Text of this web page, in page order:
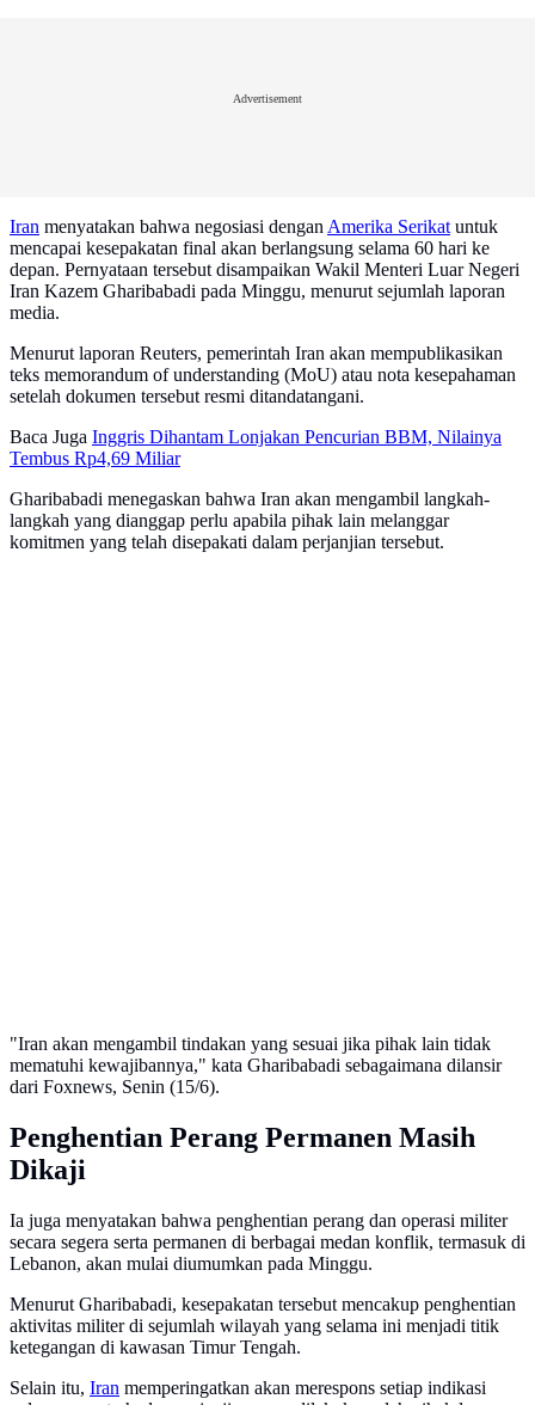
Advertisement
Iran menyatakan bahwa negosiasi denganAmerika Serikatuntuk
mencapai kesepakatan final akan berlangsung selama 60 hari ke
depan. Pernyataan tersebut disampaikan Wakil Menteri Luar Negeri
Iran Kazem Gharibabadi pada Minggu, menurut sejumlah laporan
media.
Menurut laporan Reuters, pemerintah Iran akan mempublikasikan
teks memorandum of understanding (MoU) atau nota kesepahaman
setelah dokumen tersebut resmi ditandatangani.
Baca Juga Inggris Dihantam Lonjakan Pencurian BBM, Nilainya
Tembus Rp4,69 Miliar
Gharibabadi menegaskan bahwa Iran akan mengambil langkah-
langkah yang dianggap perlu apabila pihak lain melanggar
komitmen yang telah disepakati dalam perjanjian tersebut.
"Iran akan mengambil tindakan yang sesuai jika pihak lain tidak
mematuhi kewajibannya," kata Gharibabadi sebagaimana dilansir
dari Foxnews, Senin (15/6).
Penghentian Perang Permanen Masih
Dikaji
Ia juga menyatakan bahwa penghentian perang dan operasi militer
secara segera serta permanen di berbagai medan konflik, termasuk di
Lebanon, akan mulai diumumkan pada Minggu.
Menurut Gharibabadi, kesepakatan tersebut mencakup penghentian
aktivitas militer di sejumlah wilayah yang selama ini menjadi titik
ketegangan di kawasan Timur Tengah.
Selain itu, Iran memperingatkan akan merespons setiap indikasi